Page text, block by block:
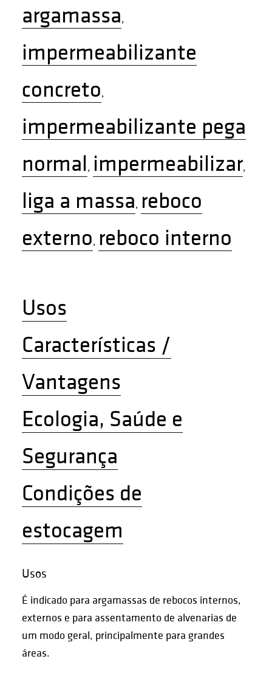
argamassa,
impermeabilizante
concreto,
impermeabilizante pega
normal, impermeabilizar,
liga a massa, reboco
externo, reboco interno
Usos
Características /
Vantagens
Ecologia, Saúde e
Segurança
Condições de
estocagem
Usos
É indicado para argamassas de rebocos internos,
externos e para assentamento de alvenarias de
um modo geral, principalmente para grandes
áreas.